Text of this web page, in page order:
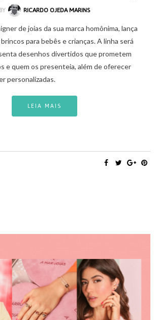
BY RICARDO OJEDA MARINS
de joias da sua marca homônima, lança
para bebês e crianças. A linha será
desenhos divertidos que prometem
e quem os presenteia, além de oferecer
personalizadas.
LEIA MAIS